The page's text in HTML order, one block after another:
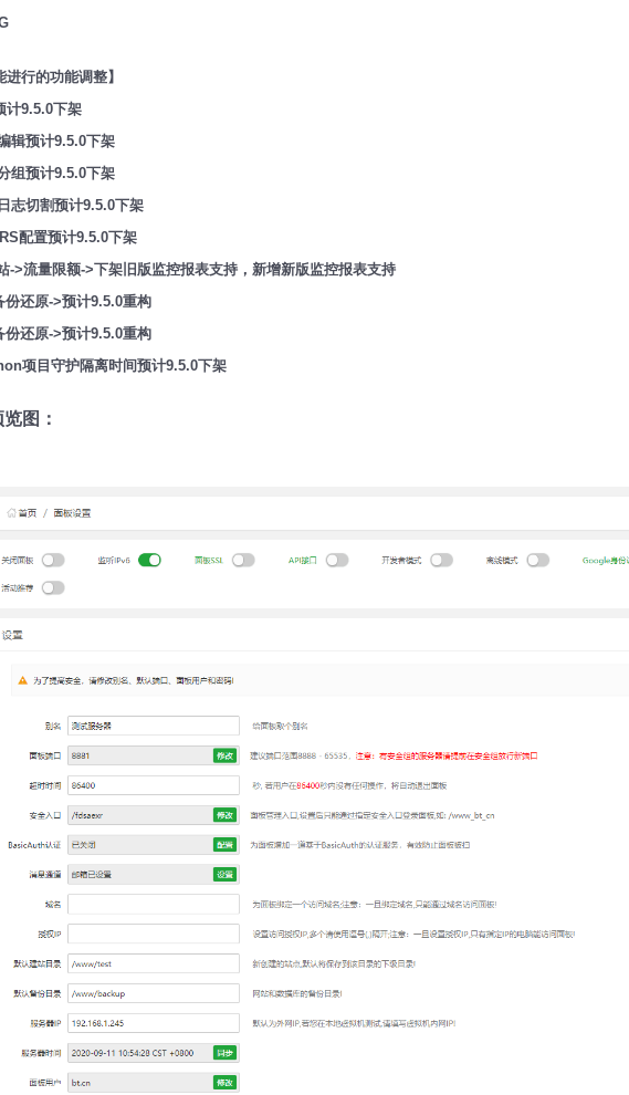
进行的功能调整】
计9.5.0下架
辑预计9.5.0下架
组预计9.5.0下架
志切割预计9.5.0下架
配置预计9.5.0下架
->流量限额->下架旧版监控报表支持，新增新版监控报表支持
份还原->预计9.5.0重构
份还原->预计9.5.0重构
项目守护隔离时间预计9.5.0下架
图：